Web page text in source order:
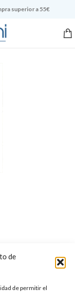
de
de permitir el
superior a 55€